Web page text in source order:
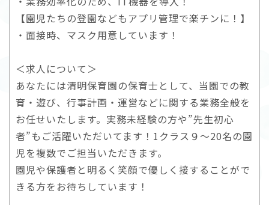
【園児たちの登園などもアプリ管理で楽チンに！】
・面接時、マスク用意しています！
＜求人について＞
あなたには清明保育園の保育士として、当園での教
育・遊び、行事計画・運営などに関する業務全般を
お任せいたします。実務未経験の方や”先生初心
者”もご活躍いただいてます！1クラス９～20名の園
児を複数でご担当いただきます。
園児や保護者と明るく笑顔で優しく接することがで
きる方をお待ちしています！